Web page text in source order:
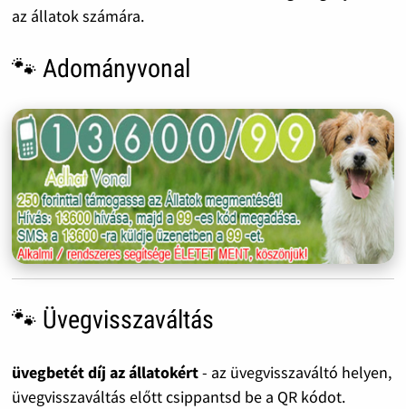
az állatok számára.
🐾 Adományvonal
🐾 Üvegvisszaváltás
üvegbetét díj az állatokért- az üvegvisszaváltó helyen,
üvegvisszaváltás előtt csippantsd be a QR kódot.